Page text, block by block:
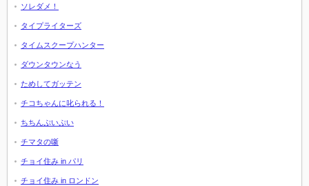
ソレダメ！
タイプライターズ
タイムスクープハンター
ダウンタウンなう
ためしてガッテン
チコちゃんに叱られる！
ちちんぷいぷい
チマタの噺
チョイ住み in パリ
チョイ住み in ロンドン